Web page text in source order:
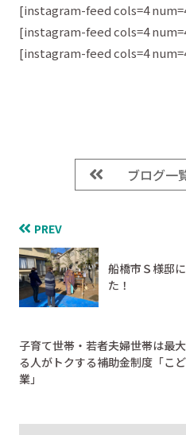
[instagram-feed cols=4
[instagram-feed cols=4
[instagram-feed cols=4
ブログ一
PREV
船橋市Ｓ様邸
た！
子育て世帯・若者夫婦世帯は最
る人がトクする補助金制度「こ
業」